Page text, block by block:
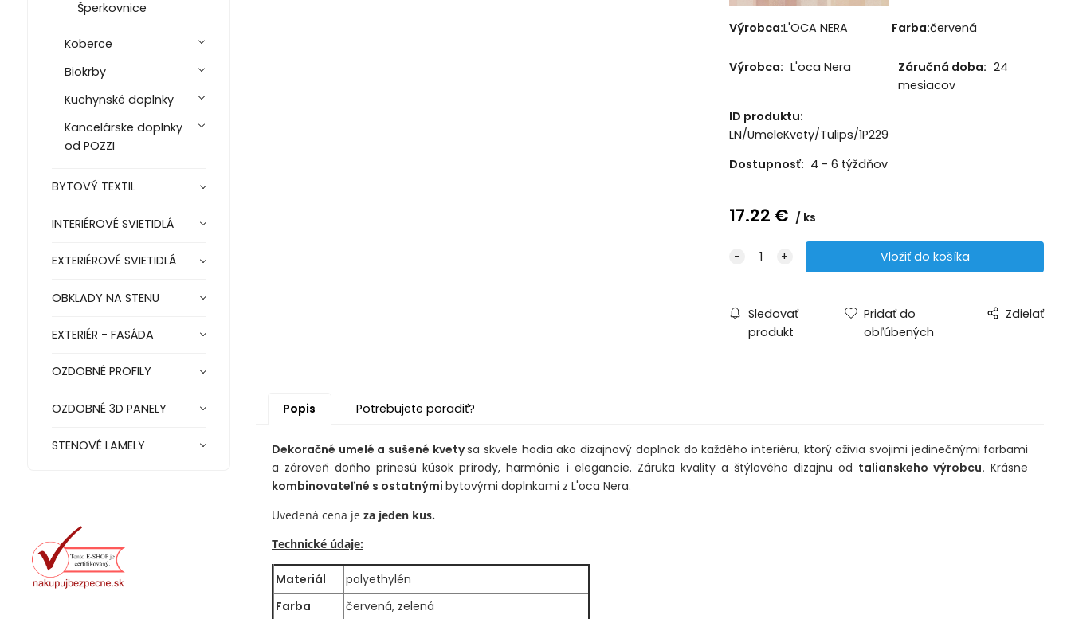
Šperkovnice
Koberce
Biokrby
Kuchynské doplnky
Kancelárske doplnky
od POZZI
BYTOVÝ TEXTIL
INTERIÉROVÉ SVIETIDLÁ
EXTERIÉROVÉ SVIETIDLÁ
OBKLADY NA STENU
EXTERIÉR - FASÁDA
OZDOBNÉ PROFILY
OZDOBNÉ 3D PANELY
STENOVÉ LAMELY
Výrobca:L'OCA NERA Farba:červená
Výrobca: L'oca Nera Záručná doba: 24
mesiacov
ID produktu:
LN/UmeleKvety/Tulips/1P229
Dostupnosť: 4 - 6 týždňov
17.22 € ks
Sledovať
produkt
Pridať do
obľúbených
Zdielať
Popis Potrebujete poradiť?
Dekoračné umelé a sušené kvetysa skvele hodia ako dizajnový doplnok do každého interiéru, ktorý oživia svojimi jedinečnými farbami
a zároveň doňho prinesú kúsok prírody, harmónie i elegancie. Záruka kvality a štýlového dizajnu od talianskeho výrobcu. Krásne
kombinovateľné s ostatnými bytovými doplnkami z L'oca Nera.
Uvedená cena je za jeden kus.
Technické údaje:
Materiál
polyethylén
Farba
červená, zelená